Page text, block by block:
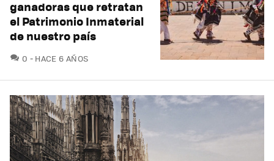
ganadoras que retratan
el Patrimonio Inmaterial
de nuestro país
0 COMENTARIOS
HACE 6 AÑOS